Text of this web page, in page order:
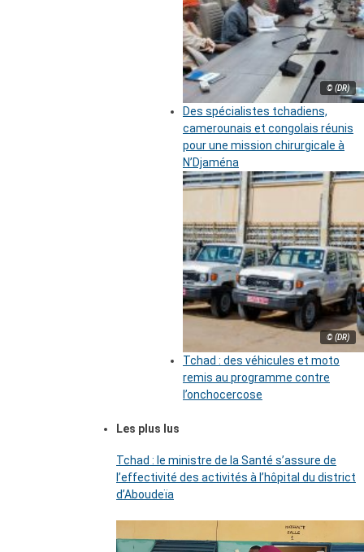
© (DR)
Des spécialistes tchadiens,
camerounais et congolais réunis
pour une mission chirurgicale à
N’Djaména
© (DR)
Tchad : des véhicules et moto
remis au programme contre
l’onchocercose
Les plus lus
Tchad : le ministre de la Santé s’assure de
l’effectivité des activités à l’hôpital du district
d’Aboudeïa